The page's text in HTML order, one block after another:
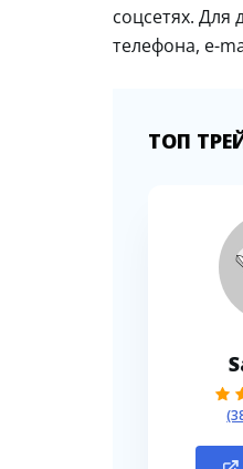
соцсетях.
телефона, e-
ТОП